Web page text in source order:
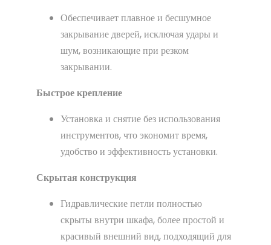
Обеспечивает плавное и бесшумное
закрывание дверей, исключая удары и
шум, возникающие при резком
закрывании.
Быстрое крепление
Установка и снятие без использования
инструментов, что экономит время,
удобство и эффективность установки.
Скрытая конструкция
Гидравлические петли полностью
скрыты внутри шкафа, более простой и
красивый внешний вид, подходящий для